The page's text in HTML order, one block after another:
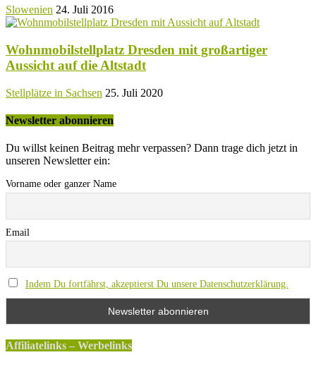
Slowenien 24. Juli 2016
Wohnmobilstellplatz Dresden mit großartiger
Aussicht auf die Altstadt
Stellplätze in Sachsen 25. Juli 2020
Newsletter abonnieren
Du willst keinen Beitrag mehr verpassen? Dann trage dich jetzt in
unseren Newsletter ein:
Vorname oder ganzer Name
Email
Indem Du fortfährst, akzeptierst Du unsere Datenschutzerklärung.
Affiliatelinks – Werbelinks